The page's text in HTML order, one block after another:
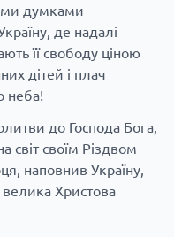
думками
де надалі
її свободу ціною
дітей і плач
неба!
до Господа Бога,
своїм Різдвом
наповнив Україну,
велика Христова